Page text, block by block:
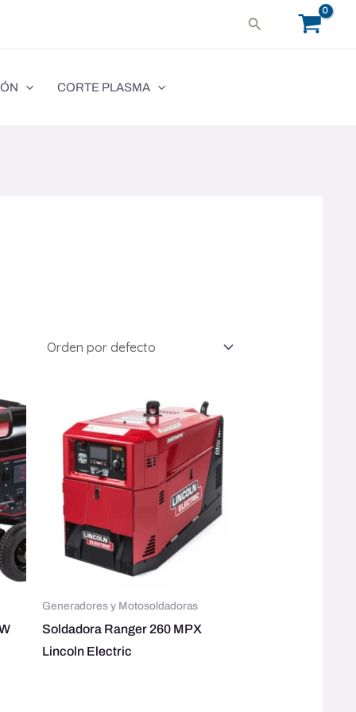
Buscar
CORTE PLASMA
Generadores y Motosoldadoras
Soldadora Ranger 260 MPX
Lincoln Electric